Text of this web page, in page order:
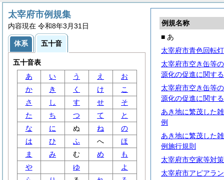
例規名称
■ あ
太宰府市青色回転
太宰府市空き缶等
源化の促進に関す
太宰府市空き缶等
源化の促進に関す
あき地に繁茂した
例
あき地に繁茂した
例施行規則
太宰府市空家等対
太宰府市アピアラ
太宰府市例規集
内容現在 令和8年3月31日
体系 五十音
五十音表
あ
い う え
お
か
き く け
こ
さ
し す せ
そ
た
ち つ て
と
な
に ぬ ね
の
は
ひ ふ へ
ほ
ま
み む め
も
や
ゆ
よ